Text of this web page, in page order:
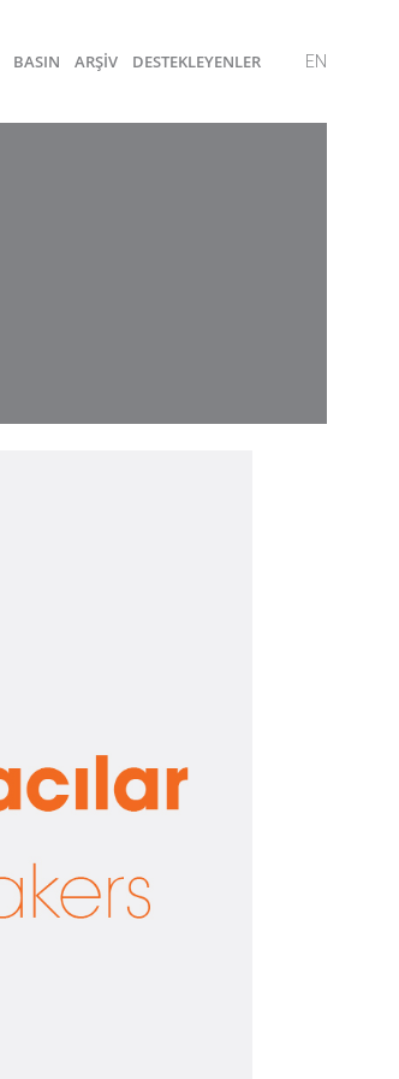
BASIN ARŞİV DESTEKLEYENLER EN